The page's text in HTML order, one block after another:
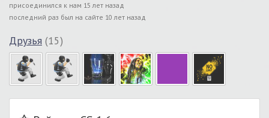
присоединился к нам 15 лет назад
последний раз был на сайте 10 лет назад
Друзья (15)